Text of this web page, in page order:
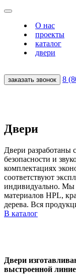
О нас
проекты
каталог
двери
заказать звонок 8
Двери
Двери разработаны
безопасности и
комплектациях
соответствуют
индивидуально. Мы
материалов HPL,
дерева. Вся
В каталог
Двери
выстроенной